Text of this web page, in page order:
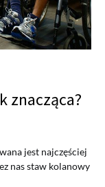
znacząca?
jest najczęściej
nas staw kolanowy